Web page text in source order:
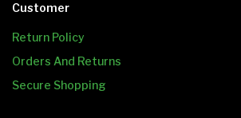
Customer
Return Policy
Orders And Returns
Secure Shopping